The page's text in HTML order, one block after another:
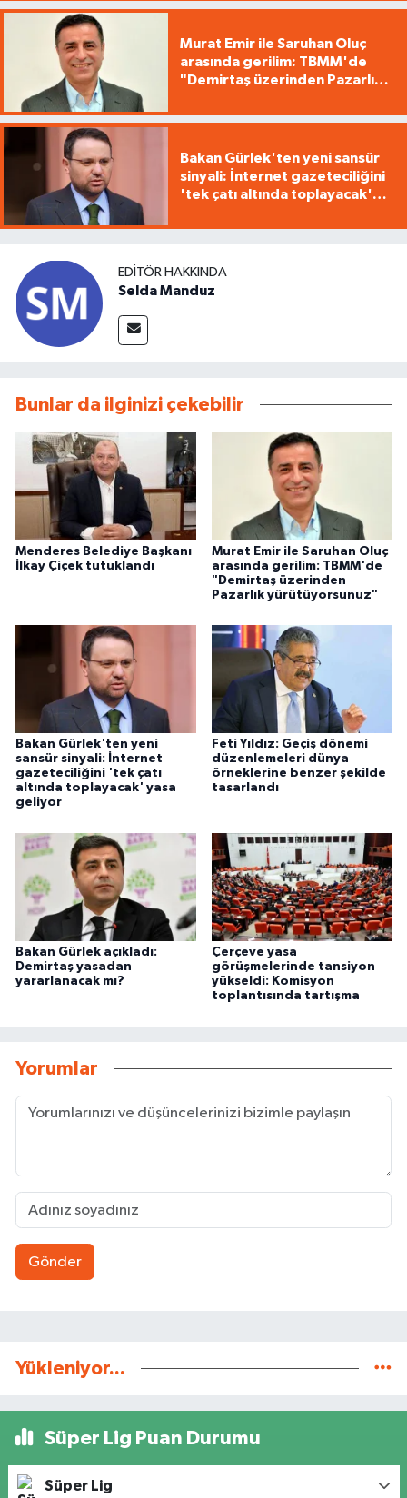
Murat Emir ile Saruhan Oluç
arasında gerilim: TBMM'de
"Demirtaş üzerinden Pazarlık
Bakan Gürlek'ten yeni sansür
sinyali: İnternet gazeteciliğini
'tek çatı altında toplayacak'
EDITÖR HAKKINDA
Selda Manduz
Bunlar da ilginizi çekebilir
Menderes Belediye Başkanı
İlkay Çiçek tutuklandı
Murat Emir ile Saruhan Oluç
arasında gerilim: TBMM'de
"Demirtaş üzerinden
Pazarlık yürütüyorsunuz"
Bakan Gürlek'ten yeni
sansür sinyali: İnternet
gazeteciliğini 'tek çatı
altında toplayacak' yasa
geliyor
Feti Yıldız: Geçiş dönemi
düzenlemeleri dünya
örneklerine benzer şekilde
tasarlandı
Bakan Gürlek açıkladı:
Demirtaş yasadan
yararlanacak mı?
Çerçeve yasa
görüşmelerinde tansiyon
yükseldi: Komisyon
toplantısında tartışma
Yorumlar
Gönder
Yükleniyor...
Süper Lig Puan Durumu
Süper Lig